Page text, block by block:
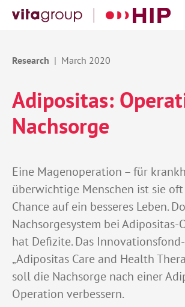
Adipositas:
Nachsorge
Eine Magenoperation – für
überwichtige Menschen ist sie
Chance auf ein besseres Leben.
Nachsorgesystem bei Adipositas-
hat Defizite. Das
„Adipositas Care and Health
soll die Nachsorge nach einer
Operation verbessern.
March 2020